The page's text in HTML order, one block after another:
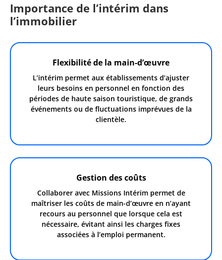
Importance de l’intérim dans
l’immobilier
Flexibilité de la main-d’œuvre
L’intérim permet aux établissements d’ajuster
leurs besoins en personnel en fonction des
périodes de haute saison touristique, de grands
événements ou de fluctuations imprévues de la
clientèle.
Gestion des coûts
Collaborer avec Missions Intérim permet de
maîtriser les coûts de main-d’œuvre en n’ayant
recours au personnel que lorsque cela est
nécessaire, évitant ainsi les charges fixes
associées à l’emploi permanent.